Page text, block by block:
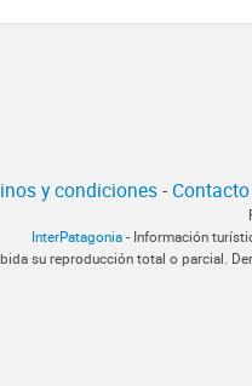
y condiciones- Contacto
InterPatagonia - Información
su reproducción total o parcial.